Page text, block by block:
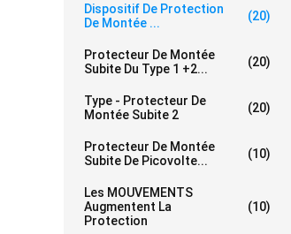
Dispositif De Protection
De Montée ...
(20)
Protecteur De Montée
Subite Du Type 1 +2...
(20)
Type - Protecteur De
Montée Subite 2
(20)
Protecteur De Montée
Subite De Picovolte...
(10)
Les MOUVEMENTS
Augmentent La
Protection
(10)